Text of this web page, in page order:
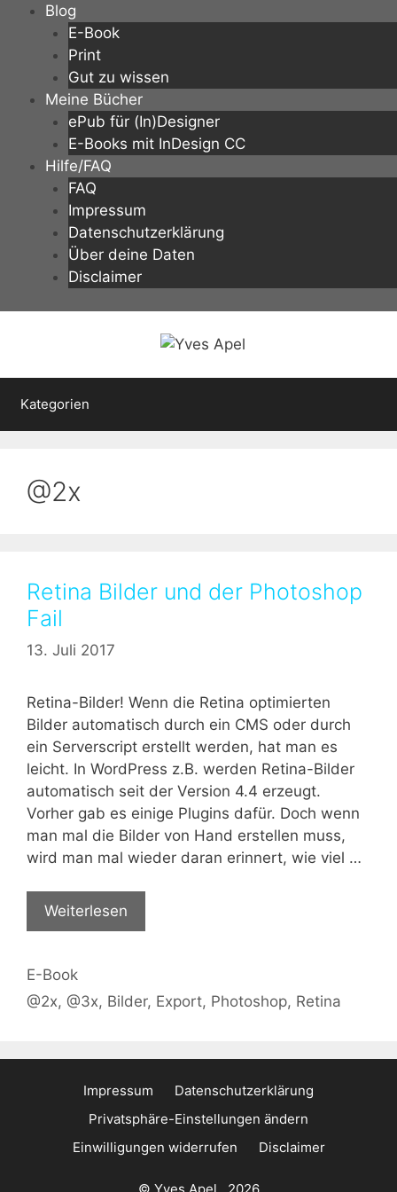
Zum
springen
Blog
E-Book
Print
Gut zu wissen
Meine Bücher
ePub für (In)Designer
E-Books mit InDesign CC
Hilfe/FAQ
FAQ
Impressum
Datenschutzerklärung
Über deine Daten
Disclaimer
Kategorien
@2x
Retina Bilder und der Photoshop
Fail
13. Juli 2017
Retina-Bilder! Wenn die Retina optimierten
Bilder automatisch durch ein CMS oder durch
ein Serverscript erstellt werden, hat man es
leicht. In WordPress z.B. werden Retina-Bilder
automatisch seit der Version 4.4 erzeugt.
Vorher gab es einige Plugins dafür. Doch wenn
man mal die Bilder von Hand erstellen muss,
wird man mal wieder daran erinnert, wie viel …
Weiterlesen
Kategorien
E-Book
Schlagwörter
@2x, @3x, Bilder, Export, Photoshop, Retina
Impressum
Datenschutzerklärung
Privatsphäre-Einstellungen ändern
Einwilligungen widerrufen
Disclaimer